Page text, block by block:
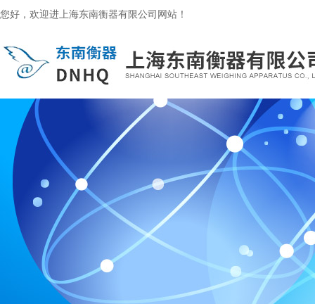
您好，欢迎进上海东南衡器有限公司网站！